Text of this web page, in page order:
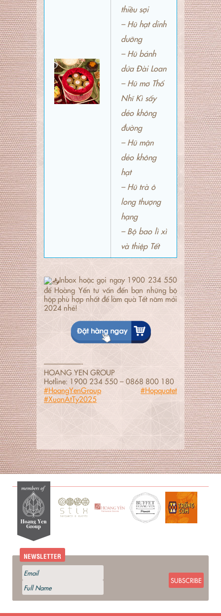
thiều sợi
– Hũ hạt dinh
dưỡng
– Hũ bánh
dứa Đài Loan
– Hũ mơ Thổ
Nhĩ Kì sấy
dẻo không
đường
– Hũ mận
dẻo không
hạt
– Hũ trà ô
long thượng
hạng
– Bộ bao lì xì
và thiệp Tết
Inbox hoặc gọi ngay 1900 234 550
để Hoàng Yến tư vấn đến bạn những bộ
hộp phù hợp nhất để làm quà Tết năm mới
2024 nhé!
—————-
HOANG YEN GROUP
Hotline: 1900 234 550 – 0868 800 180
#HoangYenGroup
#Hopquatet
#XuanAtTy2025
NEWSLETTER
SUBSCRIBE